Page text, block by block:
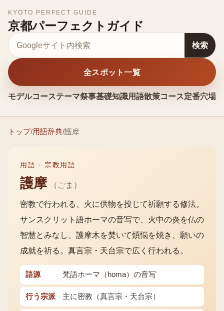
KYOTO PERFECT GUIDE
京都パーフェクトガイド
モデルコーステーマ祭事基礎知識用語散策コース定番穴場
サイト内検索
検索
全スポット一覧
トップ/用語辞典/護摩
用語 ·宗教用語
護摩 （ ごま ）
密教で行われる、火に供物を投じて祈願する修法。
サンスクリット語ホーマの音写で、火中の炎を仏の
智慧とみなし、護摩木を焚いて煩悩を焼き、願いの
成就を祈る。真言宗・天台宗で広く行われる。
語源 梵語ホーマ（homa）の音写
行う宗派 主に密教（真言宗・天台宗）